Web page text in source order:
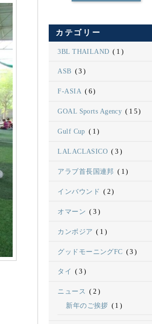
カテゴリー
3BL THAILAND (1)
ASB (3)
F-ASIA (6)
GOAL Sports Agency (15)
Gulf Cup (1)
LALACLASICO (3)
アラブ首長国連邦 (1)
インバウンド (2)
オマーン (3)
カンボジア (1)
グッドモーニングFC (3)
タイ (3)
ニュース (2)
新年のご挨拶 (1)